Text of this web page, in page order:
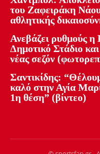
του Ζαφειράκη
αθλητικής
Ανεβάζει ρυθμούς
Δημοτικό Στάδιο
νέας σεζόν
Σαντικίδης:
καλό στην Αγία
1η θέση” (βίντεο)